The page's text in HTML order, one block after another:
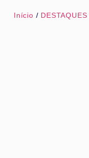
Início / DESTAQUES